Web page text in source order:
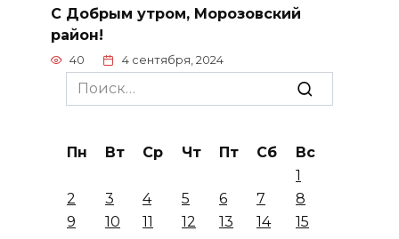
С Добрым утром, Морозовский
район!
40 4 сентября, 2024
Search
for:
Пн Вт Ср Чт Пт Сб
Вс
1
2
3 4 5 6 7
8
9
10 11 12 13 14
15